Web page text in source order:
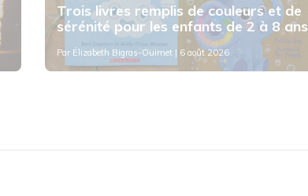
Trois livres remplis de couleurs et de
sérénité pour les enfants de 2 à 8 ans
Par Élizabeth Bigras-Ouimet| 6 août 2026